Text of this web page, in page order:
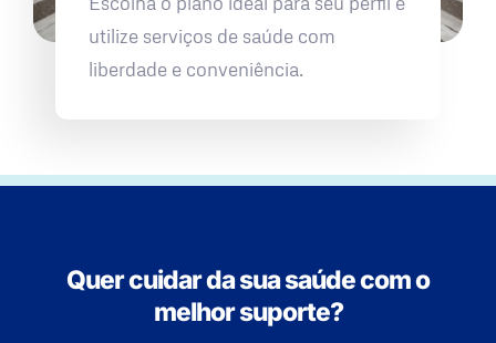
utilize serviços de saúde com
liberdade e conveniência.
Quer cuidar da sua saúde com o
melhor suporte?